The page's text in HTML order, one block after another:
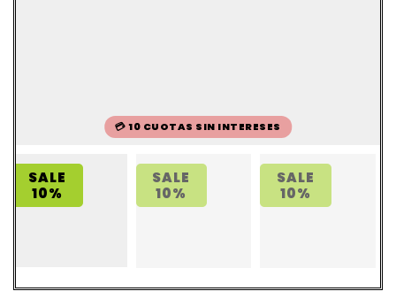
💳 10 CUOTAS SIN INTERESES
SALE
10%
SALE
10%
SALE
10%